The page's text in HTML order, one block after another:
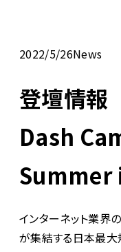
2022/5/26News
登壇情報
Dash
Summer
インターネット業界
が集結する日本最大